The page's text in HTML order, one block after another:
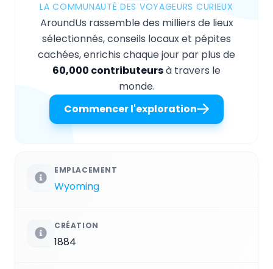
LA COMMUNAUTÉ DES VOYAGEURS CURIEUX
AroundUs rassemble des milliers de lieux
sélectionnés, conseils locaux et pépites
cachées, enrichis chaque jour par plus de
60,000 contributeursà travers le
monde.
Commencer l'exploration
EMPLACEMENT
Wyoming
CRÉATION
1884